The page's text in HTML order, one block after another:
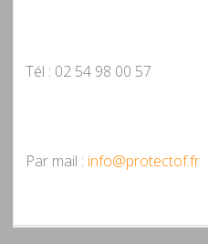
Tél : 02 54 98 00 57
Par mail : info@protectof.fr